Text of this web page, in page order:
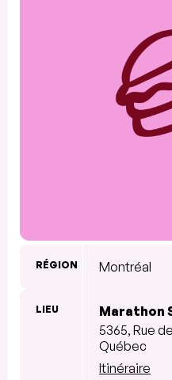
RÉGION Montréal
LIEU
Marathon
5365, Rue
Québec
Itinéraire